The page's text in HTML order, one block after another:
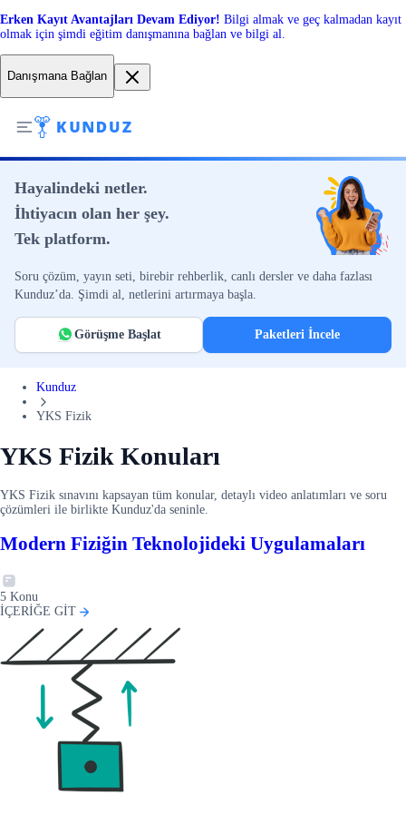
Erken Kayıt Avantajları Devam Ediyor! Bilgi almak ve geç kalmadan kayıt
olmak için şimdi eğitim danışmanına bağlan ve bilgi al.
Danışmana Bağlan
Hayalindeki netler.
İhtiyacın olan her şey.
Tek platform.
Soru çözüm, yayın seti, birebir rehberlik, canlı dersler ve daha fazlası
Kunduz’da. Şimdi al, netlerini artırmaya başla.
Görüşme Başlat Paketleri İncele
Kunduz
YKS Fizik
YKS Fizik Konuları
YKS Fizik sınavını kapsayan tüm konular, detaylı video anlatımları ve soru
çözümleri ile birlikte Kunduz'da seninle.
Modern Fiziğin Teknolojideki Uygulamaları
5 Konu
İÇERİĞE GİT